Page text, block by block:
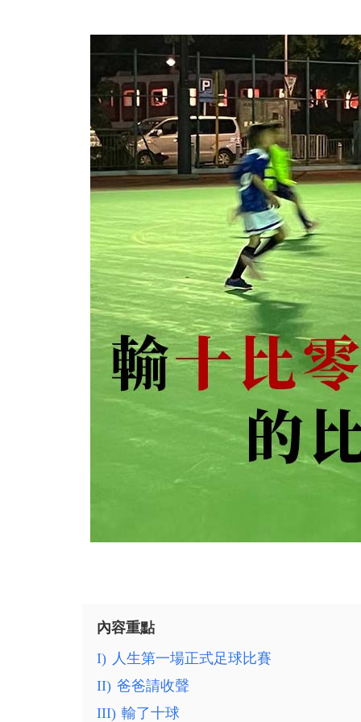
內容重點
I) 人生第一場正式足球比賽
II) 爸爸請收聲
III) 輸了十球